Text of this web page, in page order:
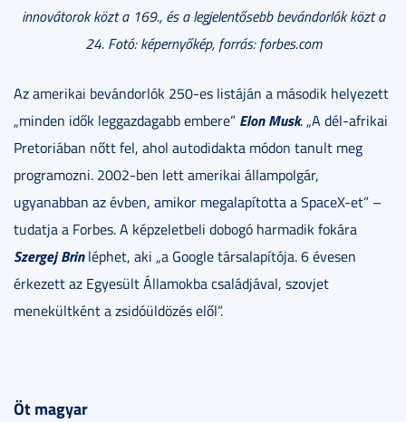
innovátorok közt a 169., és a legjelentősebb bevándorlók közt a
24. Fotó: képernyőkép, forrás: forbes.com
Az amerikai bevándorlók 250-es listáján a második helyezett
„minden idők leggazdagabb embere” Elon Musk. „A dél-afrikai
Pretoriában nőtt fel, ahol autodidakta módon tanult meg
programozni. 2002-ben lett amerikai állampolgár,
ugyanabban az évben, amikor megalapította a SpaceX-et” –
tudatja a Forbes. A képzeletbeli dobogó harmadik fokára
Szergej Brinléphet, aki „a Google társalapítója. 6 évesen
érkezett az Egyesült Államokba családjával, szovjet
menekültként a zsidóüldözés elől”.
Öt magyar